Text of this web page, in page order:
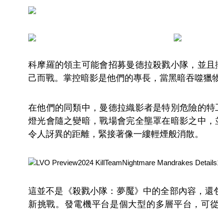
科摩羅的領主可能會招募曼德拉殺戮小隊，並
己而戰。掌控暗影是他們的專長，當黑暗吞噬
在他們的同類中，曼德拉織影者是特別危險的
燈光會隨之變暗，戰場會完全壟罩在暗影之中
令人訝異的距離，緊接著像一縷輕煙般消散。
這並不是《殺戮小隊：夢魘》中的全部內容，
新挑戰。發電機平台是個大型的多層平台，可